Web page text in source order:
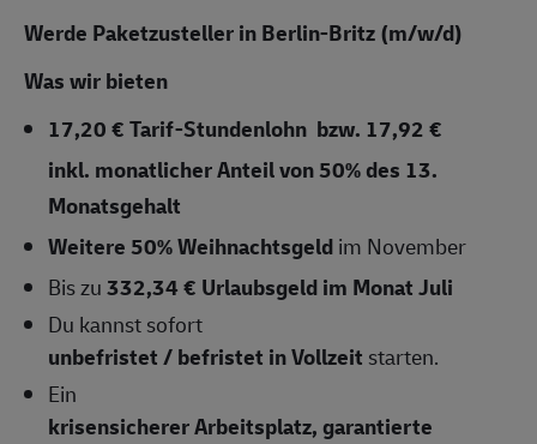
Werde Paketzusteller in Berlin-Britz (m/w/d)
Was wir bieten
17,20 € Tarif-Stundenlohn bzw. 17,92 €
inkl. monatlicher Anteil von 50% des 13.
Monatsgehalt
Weitere 50% Weihnachtsgeldim November
Bis zu332,34 € Urlaubsgeld im Monat Juli
Du kannst sofort
unbefristet / befristet in Vollzeit starten.
Ein
krisensicherer Arbeitsplatz, garantierte